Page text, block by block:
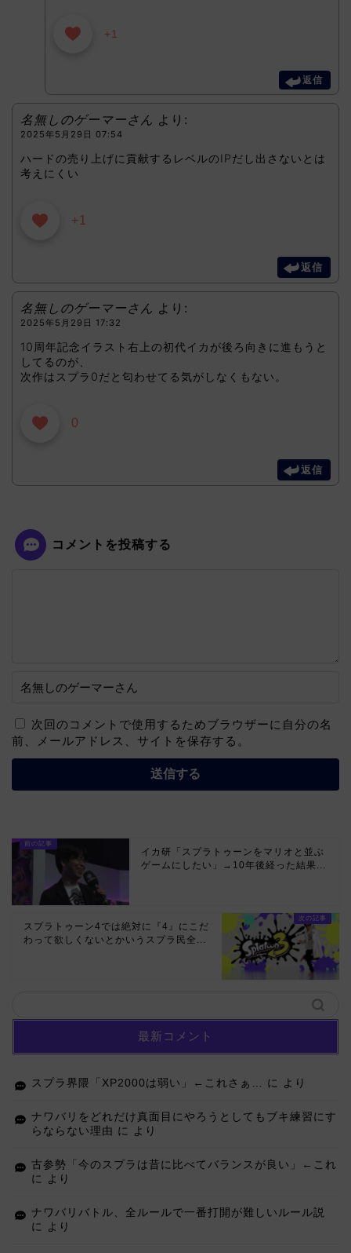
+1
返信
名無しのゲーマーさん より:
2025年5月29日 07:54
ハードの売り上げに貢献するレベルのIPだし出さないとは
考えにくい
+1
返信
名無しのゲーマーさん より:
2025年5月29日 17:32
10周年記念イラスト右上の初代イカが後ろ向きに進もうと
してるのが、
次作はスプラ0だと匂わせてる気がしなくもない。
0
返信
コメントを投稿する
次回のコメントで使用するためブラウザーに自分の名
前、メールアドレス、サイトを保存する。
イカ研「スプラトゥーンをマリオと並ぶ
ゲームにしたい」→10年後経った結果...
スプラトゥーン4では絶対に『4』にこだ
わって欲しくないとかいうスプラ民全...
最新コメント
スプラ界隈「XP2000は弱い」←これさぁ… に より
ナワバリをどれだけ真面目にやろうとしてもブキ練習にす
らならない理由 に より
古参勢「今のスプラは昔に比べてバランスが良い」←これ
に より
ナワバリバトル、全ルールで一番打開が難しいルール説
に より